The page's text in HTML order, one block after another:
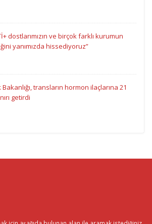
dostlarımızın ve birçok farklı kurumun
yanımızda hissediyoruz”
Bakanlığı, transların hormon ilaçlarına 21
getirdi